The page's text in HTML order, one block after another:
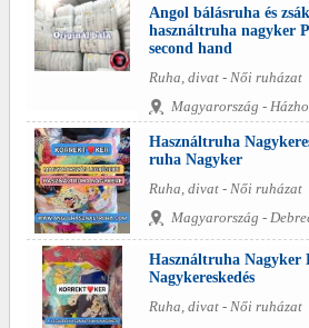
Angol bálásruha és
használtruha nagyker
second hand
Ruha, divat - Női ruházat
Magyarország -
Használtruha
ruha Nagyker
Ruha, divat - Női ruházat
Magyarország -
Használtruha Nagyker
Nagykereskedés
Ruha, divat - Női ruházat